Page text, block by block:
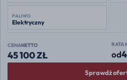
PALIWO
Elektryczny
CENANETTO
45 100 ZŁ
RATA
od
Sprawdź